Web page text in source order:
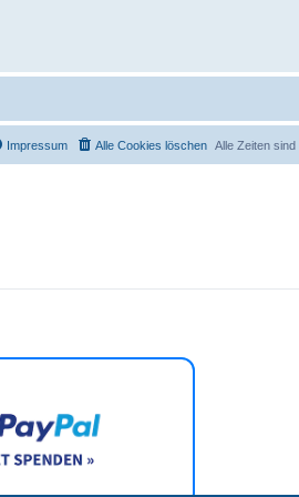
Alle Zeiten sind
Alle Cookies löschen
Impressum